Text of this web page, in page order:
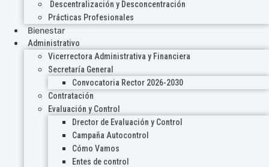
Descentralización y Desconcentración
Prácticas Profesionales
Bienestar
Administrativo
Vicerrectora Administrativa y Financiera
Secretaría General
Convocatoria Rector 2026-2030
Contratación
Evaluación y Control
Drector de Evaluación y Control
Campaña Autocontrol
Cómo Vamos
Entes de control